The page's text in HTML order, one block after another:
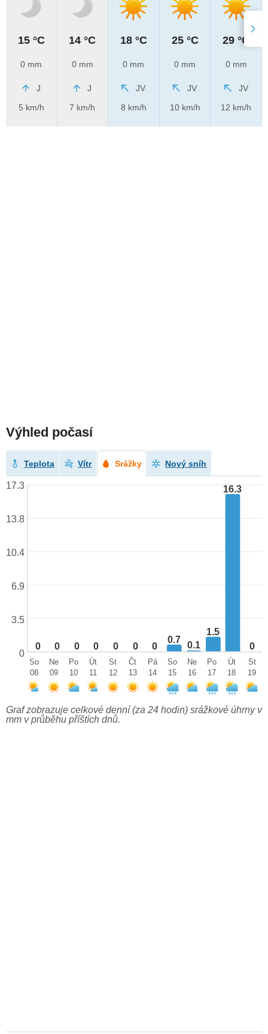
15 °C
0 mm
J
5 km/h
14 °C
0 mm
J
7 km/h
18 °C
0 mm
JV
8 km/h
25 °C
0 mm
JV
10 km/h
29 °C
0 mm
JV
12 km/h
Výhled počasí
Teplota Vítr Srážky Nový sníh
0 0 0 0 0 0 0
0.7
0.1
1.5
16.3
0
17.3
13.8
10.4
6.9
3.5
0
So
08
Ne
09
Po
10
Út
11
St
12
Čt
13
Pá
14
So
15
Ne
16
Po
17
Út
18
St
19
Graf zobrazuje celkové denní (za 24 hodin) srážkové úhrny v
mm v průběhu příštích dnů.